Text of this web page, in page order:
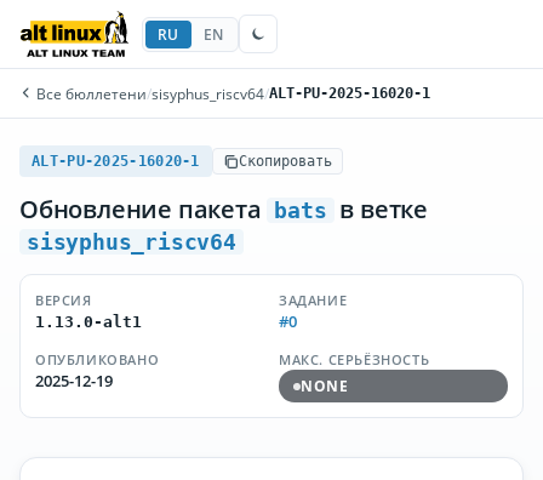
RU EN
Все бюллетени/sisyphus_riscv64/ALT-PU-2025-16020-1
ALT-PU-2025-16020-1 Скопировать
Обновление пакета bats в ветке
sisyphus_riscv64
ВЕРСИЯ
1.13.0-alt1
ЗАДАНИЕ
#0
ОПУБЛИКОВАНО
2025-12-19
МАКС. СЕРЬЁЗНОСТЬ
NONE